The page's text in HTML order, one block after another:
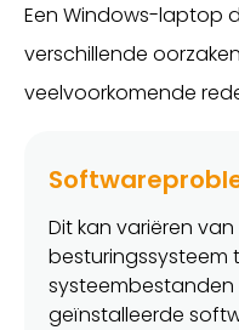
Een Windows-laptop
verschillende
veelvoorkomende
Dit kan variëren
geïnstalleerde